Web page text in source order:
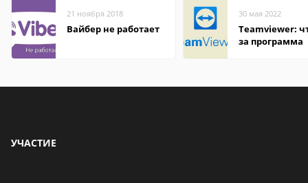
21 ноября 2018
Вайбер не работает
30 мая 2022
Teamviewer:
за программа
УЧАСТИЕ